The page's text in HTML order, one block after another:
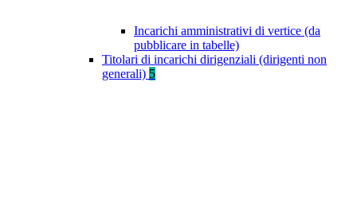
Incarichi amministrativi di vertice (da
pubblicare in tabelle)
Titolari di incarichi dirigenziali (dirigenti non
generali) 5